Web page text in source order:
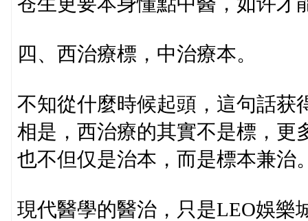
四、西治療標，中治療本。
不知從什麼時候起頭，這句話获
相是，西治療的其實不是標，更
也不但仅是治本，而是標本兼治
現代醫學的醫治，只是LEO娛樂